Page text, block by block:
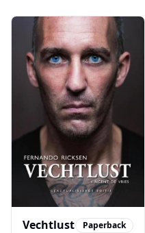
Vechtlust Paperback